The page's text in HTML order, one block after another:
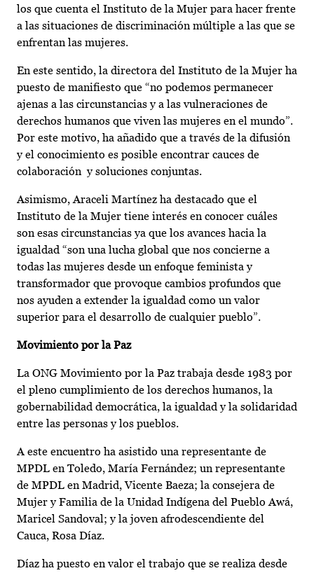
los que cuenta el Instituto de la Mujer para hacer frente
a las situaciones de discriminación múltiple a las que se
enfrentan las mujeres.
En este sentido, la directora del Instituto de la Mujer ha
puesto de manifiesto que “no podemos permanecer
ajenas a las circunstancias y a las vulneraciones de
derechos humanos que viven las mujeres en el mundo”.
Por este motivo, ha añadido que a través de la difusión
y el conocimiento es posible encontrar cauces de
colaboración y soluciones conjuntas.
Asimismo, Araceli Martínez ha destacado que el
Instituto de la Mujer tiene interés en conocer cuáles
son esas circunstancias ya que los avances hacia la
igualdad “son una lucha global que nos concierne a
todas las mujeres desde un enfoque feminista y
transformador que provoque cambios profundos que
nos ayuden a extender la igualdad como un valor
superior para el desarrollo de cualquier pueblo”.
Movimiento por la Paz
La ONG Movimiento por la Paz trabaja desde 1983 por
el pleno cumplimiento de los derechos humanos, la
gobernabilidad democrática, la igualdad y la solidaridad
entre las personas y los pueblos.
A este encuentro ha asistido una representante de
MPDL en Toledo, María Fernández; un representante
de MPDL en Madrid, Vicente Baeza; la consejera de
Mujer y Familia de la Unidad Indígena del Pueblo Awá,
Maricel Sandoval; y la joven afrodescendiente del
Cauca, Rosa Díaz.
Díaz ha puesto en valor el trabajo que se realiza desde